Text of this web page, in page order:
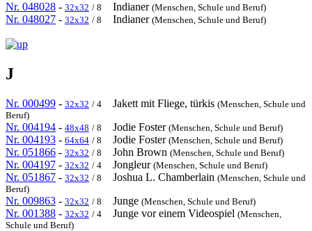
Nr. 048028 - 32x32 / 8 Indianer (Menschen, Schule und Beruf)
Nr. 048027 - 32x32 / 8 Indianer (Menschen, Schule und Beruf)
J
Nr. 000499 - 32x32 / 4 Jakett mit Fliege, türkis (Menschen, Schule und
Beruf)
Nr. 004194 - 48x48 / 8 Jodie Foster (Menschen, Schule und Beruf)
Nr. 004193 - 64x64 / 8 Jodie Foster (Menschen, Schule und Beruf)
Nr. 051866 - 32x32 / 8 John Brown (Menschen, Schule und Beruf)
Nr. 004197 - 32x32 / 4 Jongleur (Menschen, Schule und Beruf)
Nr. 051867 - 32x32 / 8 Joshua L. Chamberlain (Menschen, Schule und
Beruf)
Nr. 009863 - 32x32 / 8 Junge (Menschen, Schule und Beruf)
Nr. 001388 - 32x32 / 4 Junge vor einem Videospiel (Menschen,
Schule und Beruf)